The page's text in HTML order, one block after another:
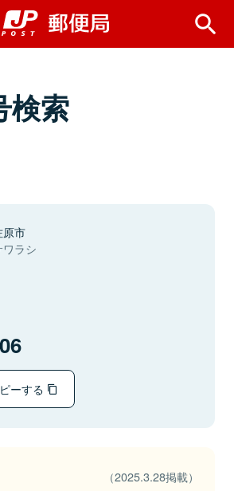
検索
原市
ワラシ
ーする
（2025.3.28掲載）